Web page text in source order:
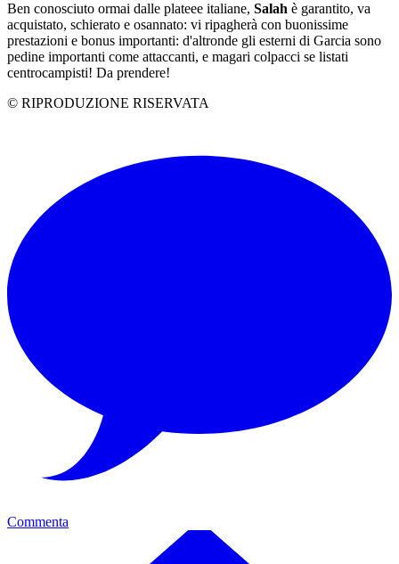
Ben conosciuto ormai dalle plateee italiane, Salah è garantito, va
acquistato, schierato e osannato: vi ripagherà con buonissime
prestazioni e bonus importanti: d'altronde gli esterni di Garcia sono
pedine importanti come attaccanti, e magari colpacci se listati
centrocampisti! Da prendere!
© RIPRODUZIONE RISERVATA
Commenta